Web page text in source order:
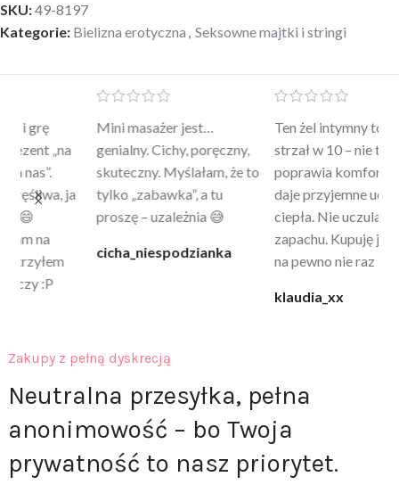
SKU:49-8197
Kategorie: Bielizna erotyczna , Seksowne majtki i stringi
Mini masażer jest…
genialny. Cichy, poręczny,
skuteczny. Myślałam, że to
tylko „zabawka”, a tu
proszę – uzależnia 😅
cicha_niespodzianka
Ten żel intymny to był
strzał w 10 – nie tylko
poprawia komfort, ale też
daje przyjemne uczucie
ciepła. Nie uczula, bez
zapachu. Kupuję już 3 raz i
na pewno nie raz kupie
Zakupy z pełną dyskrecją
Neutralna przesyłka, pełna
anonimowość – bo Twoja
prywatność to nasz priorytet.